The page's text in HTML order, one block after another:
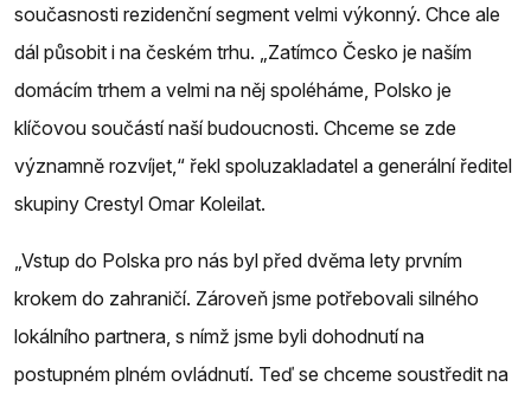
současnosti rezidenční segment velmi výkonný. Chce ale
dál působit i na českém trhu. „Zatímco Česko je naším
domácím trhem a velmi na něj spoléháme, Polsko je
klíčovou součástí naší budoucnosti. Chceme se zde
významně rozvíjet,“ řekl spoluzakladatel a generální ředitel
skupiny Crestyl Omar Koleilat.
„Vstup do Polska pro nás byl před dvěma lety prvním
krokem do zahraničí. Zároveň jsme potřebovali silného
lokálního partnera, s nímž jsme byli dohodnutí na
postupném plném ovládnutí. Teď se chceme soustředit na